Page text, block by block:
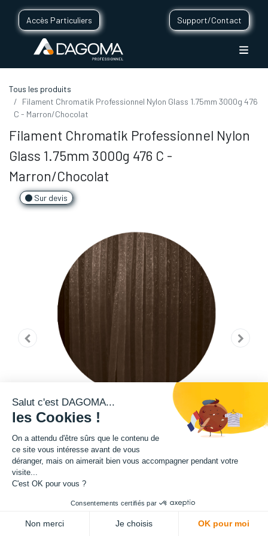
Accès Particuliers Support/Contact
Tous les produits
Filament Chromatik Professionnel Nylon Glass 1.75mm 3000g 476
C - Marron/Chocolat
Filament Chromatik Professionnel Nylon
Glass 1.75mm 3000g 476 C -
Marron/Chocolat
Sur devis
Cette bobine de filament de la teinte Pantone 476 C fait partie de notre
composition, ce filament présente une exceptionnelle qualité en terme de
Salut c'est DAGOMA...
les Cookies !
On a attendu d'être sûrs que le contenu de
ce site vous intéresse avant de vous
déranger, mais on aimerait bien vous accompagner pendant votre
visite...
C'est OK pour vous ?
Consentements certifiés par
Non merci Je choisis OK pour moi